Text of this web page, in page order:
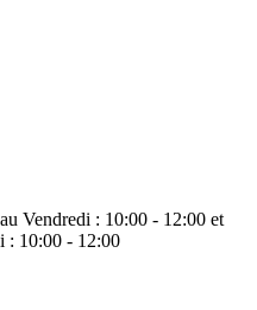
Vendredi : 10:00 - 12:00 et
: 10:00 - 12:00